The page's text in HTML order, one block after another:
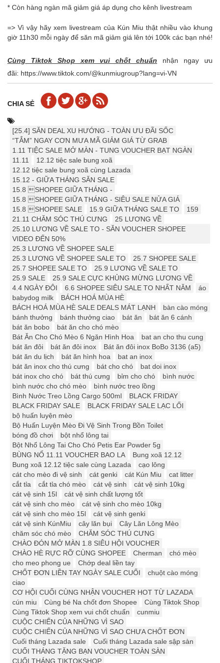
* Còn hàng ngàn mã giảm giá áp dụng cho kênh livestream
=> Vì vậy hãy xem livestream của Kún Miu thật nhiều vào khung
giờ 11h30 mỗi ngày để săn mã giảm giá lên tới 100k các bạn nhé!
Cùng Tiktok Shop xem vui chốt chuẩn nhận ngay ưu
đãi: https://www.tiktok.com/@kunmiugroup?lang=vi-VN
CHIA SẺ
[25.4] ️️SĂN DEAL XU HƯỚNG - TOÀN ƯU ĐÃI SỐC
“TẮM” NGAY CƠN MƯA MÃ GIẢM GIÁ TỪ GRAB
1.11 TIỆC SALE MỞ MÀN - TUNG VOUCHER BẠT NGÀN
11.11
12.12 tiệc sale bung xoã
12.12 tiệc sale bung xoã cùng Lazada
15.12 - GIỮA THÁNG SĂN SALE
15.8 SHOPEE GIỮA THÁNG -
15.8 SHOPEE GIỮA THÁNG - SIÊU SALE NỬA GIÁ
15.8 SHOPEE SALE
15.9 ️GIỮA THÁNG SALE TO
159
21.11 CHĂM SÓC THÚ CƯNG
25 LƯƠNG VỀ
25.10 LƯƠNG VỀ SALE TO - SĂN VOUCHER SHOPEE
VIDEO ĐẾN 50%
25.3 LƯƠNG VỀ SHOPEE SALE
25.3 LƯƠNG VỀ SHOPEE SALE TO
25.7 SHOPEE SALE
25.7 SHOPEE SALE TO
25.9 LƯƠNG VỀ SALE TO
25.9 SALE
25.9 SALE CỰC KHỦNG MỪNG LƯƠNG VỀ
4.4 NGÀY ĐÔI
6.6 SHOPEE SIÊU SALE TO NHẤT NĂM
áo
babydog milk
BÁCH HOÁ MÙA HÈ
BÁCH HOÁ MÙA HÈ SALE DEALS MÁT LẠNH
bàn cào móng
bánh thưởng
bánh thưởng ciao bát ăn
bát ăn 6 cánh
bát ăn bobo
bát ăn cho chó mèo
Bát Ăn Cho Chó Mèo 6 Ngăn Hình Hoa
bat an cho thu cung
bát ăn đôi
bát ăn đôi inox
Bát ăn đôi inox BoBo 3136 (a5)
bát ăn du lịch
bát ăn hình hoa
bat an inox
bát ăn inox cho thú cưng
bát cho chó
bat doi inox
bát inox cho chó
bát thú cưng bỉm cho chó
bình nước
bình nước cho chó mèo
bình nước treo lồng
Bình Nước Treo Lồng Cargo 500ml
BLACK FRIDAY
BLACK FRIDAY SALE
BLACK FRIDAY SALE LẠC LỐI
bộ huấn luyện mèo
Bộ Huấn Luyện Mèo Đi Vệ Sinh Trong Bồn Toilet
bóng đồ chơi
bột nhổ lông tai
Bột Nhổ Lông Tai Cho Chó Petis Ear Powder 5g
BÙNG NỔ 11.11 VOUCHER BAO LA
Bung xoã 12.12
Bung xoã 12.12 tiệc sale cùng Lazada
cạo lông
cát cho mèo đi vệ sinh
cát genki cát Kún Miu
cat litter
cắt tỉa
cắt tỉa chó mèo cát vệ sinh
cát vệ sinh 10kg
cát vệ sinh 15l
cát vệ sinh chất lượng tốt
cát vệ sinh cho mèo
cát vệ sinh cho mèo 10kg
cát vệ sinh cho mèo 15l
cát vệ sinh genki
cát vệ sinh KúnMiu
cây lăn bụi
Cây Lăn Lông Mèo
chăm sóc chó mèo
CHĂM SÓC THÚ CƯNG
CHÀO ĐÓN MỞ MÀN 1.8 SIÊU HỘI VOUCHER
CHÀO HÈ RỰC RỠ CÙNG SHOPEE
Cherman
chó mèo
cho meo phong ue
Chớp deal liền tay
CHỐT ĐƠN LIỀN TAY NGÀY SALE CUỐI
chuột cào móng
ciao
CƠ HỘI CUỐI CÙNG NHẬN VOUCHER HOT TỪ LAZADA
cún miu
Cùng bé Na chốt đơn Shopee
Cùng Tiktok Shop
Cùng Tiktok Shop xem vui chốt chuẩn
cunmiu
CUỘC CHIẾN CỦA NHỮNG VÌ SAO
CUỘC CHIẾN CỦA NHỮNG VÌ SAO CHƯA CHỐT ĐƠN
Cuối tháng Lazada sale
Cuối tháng Lazada sale sập sàn
CUỐI THÁNG TẶNG BẠN VOUCHER TOÀN SÀN
CUỐI THÁNG TIKTOKSHOP